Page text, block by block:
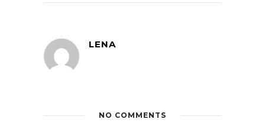
LENA
NO COMMENTS